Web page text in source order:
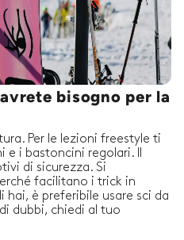
bisogno per la
Per le lezioni freestyle ti
e i bastoncini regolari. Il
di sicurezza. Si
facilitano i trick in
hai, è preferibile usare sci da
dubbi, chiedi al tuo